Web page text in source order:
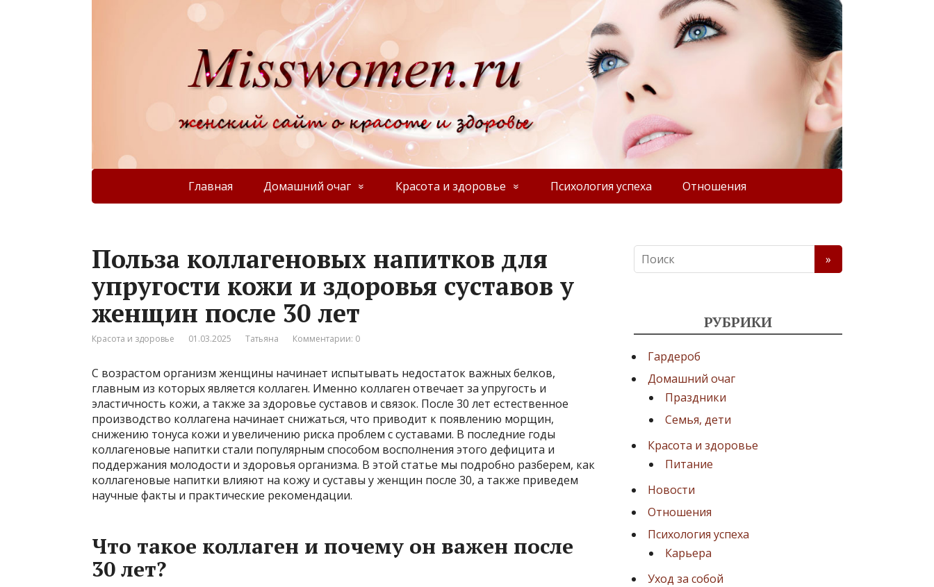
Главная Домашний очаг Красота и здоровье Психология успеха Отношения
Польза коллагеновых напитков для
упругости кожи и здоровья суставов у
женщин после 30 лет
Красота и здоровье 01.03.2025 Татьяна Комментарии: 0
С возрастом организм женщины начинает испытывать недостаток важных белков,
главным из которых является коллаген. Именно коллаген отвечает за упругость и
эластичность кожи, а также за здоровье суставов и связок. После 30 лет естественное
производство коллагена начинает снижаться, что приводит к появлению морщин,
снижению тонуса кожи и увеличению риска проблем с суставами. В последние годы
коллагеновые напитки стали популярным способом восполнения этого дефицита и
поддержания молодости и здоровья организма. В этой статье мы подробно разберем, как
коллагеновые напитки влияют на кожу и суставы у женщин после 30, а также приведем
научные факты и практические рекомендации.
Что такое коллаген и почему он важен после
30 лет?
РУБРИКИ
Гардероб
Домашний очаг
Праздники
Семья, дети
Красота и здоровье
Питание
Новости
Отношения
Психология успеха
Карьера
Уход за собой